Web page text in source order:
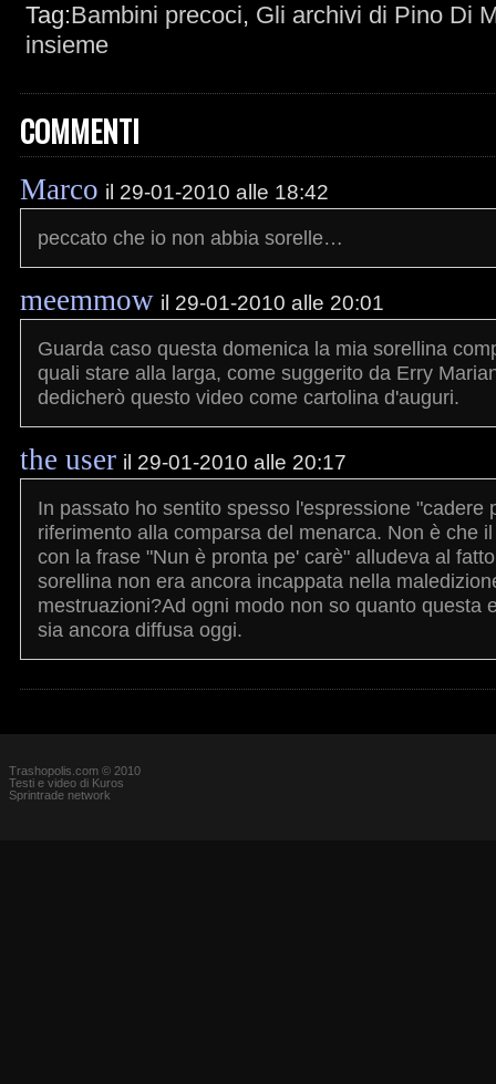
Tag:Bambini precoci, Gli archivi di Pino Di
insieme
COMMENTI
Marco il 29-01-2010 alle 18:42
peccato che io non abbia sorelle…
meemmow il 29-01-2010 alle 20:01
Guarda caso questa domenica la mia sorellina
quali stare alla larga, come suggerito da Erry
dedicherò questo video come cartolina d'auguri.
the user il 29-01-2010 alle 20:17
In passato ho sentito spesso l'espressione "cadere
riferimento alla comparsa del menarca. Non è che
con la frase "Nun è pronta pe' carè" alludeva al
sorellina non era ancora incappata nella
mestruazioni?Ad ogni modo non so quanto questa
sia ancora diffusa oggi.
Trashopolis.com © 2010
Testi e video di Kuros
Sprintrade network